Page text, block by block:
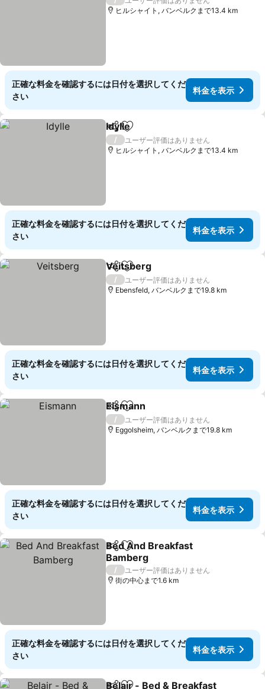
ヒルシャイト, バンベルクまで13.4 km
正確な料金を確認するには日付を選択してくだ
さい
料金を表示
シェアお気に入りに追加
Idylle
/
ユーザー評価はありません
ヒルシャイト, バンベルクまで13.4 km
正確な料金を確認するには日付を選択してくだ
さい
料金を表示
シェアお気に入りに追加
Veitsberg
/
ユーザー評価はありません
Ebensfeld, バンベルクまで19.8 km
正確な料金を確認するには日付を選択してくだ
さい
料金を表示
シェアお気に入りに追加
Eismann
/
ユーザー評価はありません
Eggolsheim, バンベルクまで19.8 km
正確な料金を確認するには日付を選択してくだ
さい
料金を表示
シェアお気に入りに追加
Bed And Breakfast
Bamberg
料金を表示
/
ユーザー評価はありません
街の中心まで1.6 km
正確な料金を確認するには日付を選択してくだ
さい
料金を表示
Belair - Bed & Breakfast